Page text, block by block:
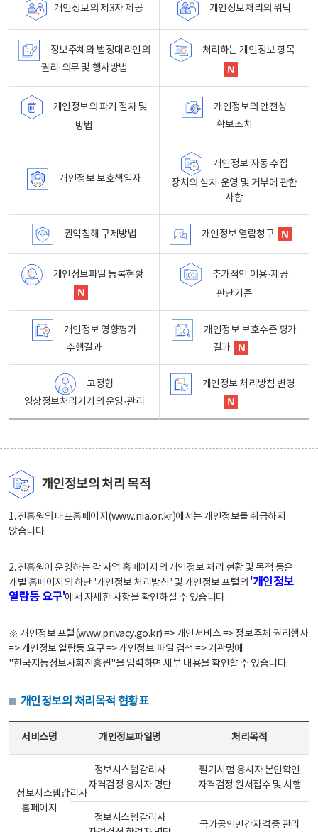
개인정보의 제3자 제공 개인정보처리의 위탁
정보주체와 법정대리인의
권리·의무 및 행사방법
처리하는 개인정보 항목
개인정보의 파기 절차 및
방법
개인정보의 안전성
확보조치
개인정보 보호책임자
개인정보 자동 수집
장치의 설치·운영 및 거부에 관한
사항
권익침해 구제방법 개인정보 열람청구
개인정보파일 등록현황
추가적인 이용·제공
판단기준
개인정보 영향평가
수행결과
개인정보 보호수준 평가
결과
고정형
영상정보처리기기의 운영·관리
개인정보 처리방침 변경
개인정보의 처리 목적
1. 진흥원의 대표홈페이지(www.nia.or.kr)에서는 개인정보를 취급하지
않습니다.
2. 진흥원이 운영하는 각 사업 홈페이지의 개인정보 처리 현황 및 목적 등은
개별 홈페이지의 하단 '개인정보 처리방침' 및 개인정보 포털의 '개인정보
열람등 요구'에서 자세한 사항을 확인하실 수 있습니다.
※ 개인정보 포털(www.privacy.go.kr) => 개인서비스 => 정보주체 권리행사
=> 개인정보 열람등 요구 => 개인정보 파일 검색 => 기관명에
"한국지능정보사회진흥원"을 입력하면 세부 내용을 확인할 수 있습니다.
개인정보의 처리목적 현황표
서비스명 개인정보파일명 처리목적
정보시스템감리사
홈페이지
정보시스템감리사
자격검정 응시자 명단
필기시험 응시자 본인확인
자격검정 원서접수 및 시행
정보시스템감리사
국가공인민간자격증 관리